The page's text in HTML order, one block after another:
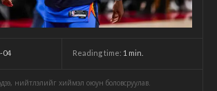
04 Reading time: 1 min.
нийтлэлийг хиймэл оюун боловсруулав.